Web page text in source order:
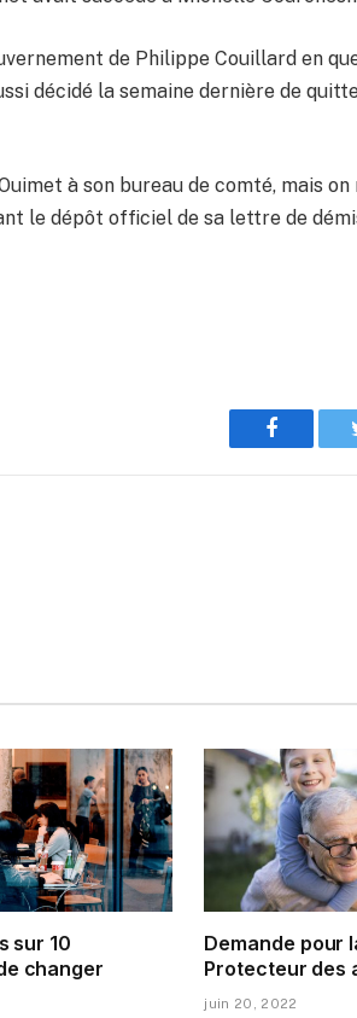
de Philippe Couillard en
décidé la semaine dernière de
à son bureau de comté, mais on
le dépôt officiel de sa lettre de
Facebook
sur 10
changer
Demande pour
Protecteur des
juin 20, 2022